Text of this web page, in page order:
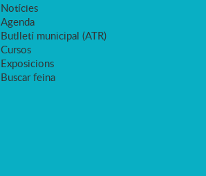
Notícies
Agenda
Butlletí municipal (ATR)
Cursos
Exposicions
Buscar feina